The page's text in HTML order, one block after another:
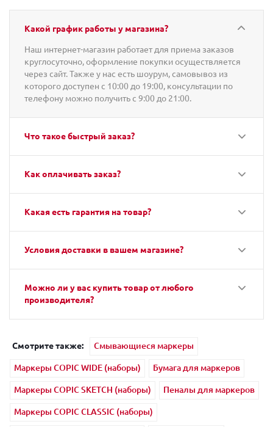
Какой график работы у магазина?
Наш интернет-магазин работает для приема заказов
круглосуточно, оформление покупки осуществляется
через сайт. Также у нас есть шоурум, самовывоз из
которого доступен с 10:00 до 19:00, консультации по
телефону можно получить с 9:00 до 21:00.
Что такое быстрый заказ?
Как оплачивать заказ?
Какая есть гарантия на товар?
Условия доставки в вашем магазине?
Можно ли у вас купить товар от любого
производителя?
Смотрите также:
Смывающиеся маркеры
Маркеры COPIC WIDE (наборы)
Бумага для маркеров
Маркеры COPIC SKETCH (наборы)
Пеналы для маркеров
Маркеры COPIC CLASSIC (наборы)